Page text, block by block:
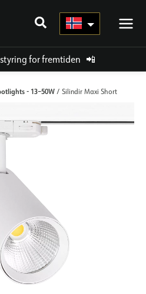
for fremtiden 📲
- 13–50W/ Silindir Maxi Short